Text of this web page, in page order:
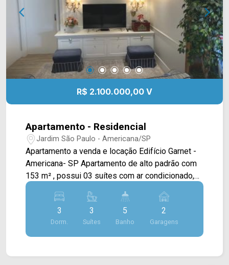
visita!! WhatsApp e Telefone: (19) 3475-4546
ARBIX IMÓVEIS - Presente em cada mudança!
R$ 2.100.000,00 V
Apartamento - Residencial
Jardim São Paulo - Americana/SP
Apartamento a venda e locação Edifício Garnet -
Americana- SP Apartamento de alto padrão com
153 m² , possui 03 suítes com ar condicionado,
ampla sala Home Theater, 2 ambientes (02 ar
condicionados) integradas com a cozinha e
unificada com a sacada gourmet, lavabo, roupeiro,
área de serviço com banheiro, despensa.
Decoração Estilo Clássico, todas as portas em
3
Dorm.
3
Suítes
5
Banho
2
Garagens